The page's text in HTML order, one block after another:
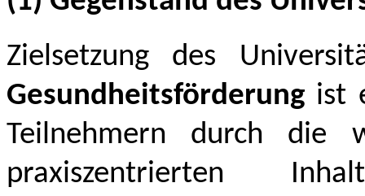
Zielsetzung des
Gesundheitsförderung ist
Teilnehmern durch die
praxiszentrierten